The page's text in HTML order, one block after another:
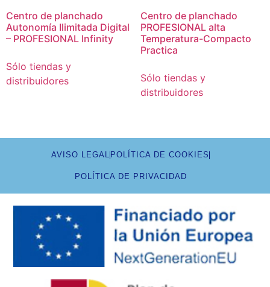
Centro de planchado
Autonomía Ilimitada Digital
– PROFESIONAL Infinity
Sólo tiendas y
distribuidores
Centro de planchado
PROFESIONAL alta
Temperatura-Compacto
Practica
Sólo tiendas y
distribuidores
AVISO LEGAL POLÍTICA DE COOKIES
POLÍTICA DE PRIVACIDAD